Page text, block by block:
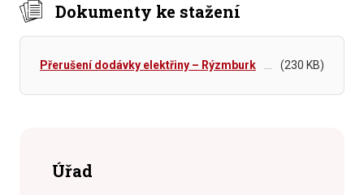
Dokumenty ke stažení
Přerušení dodávky elektřiny – Rýzmburk (230 KB)
Úřad